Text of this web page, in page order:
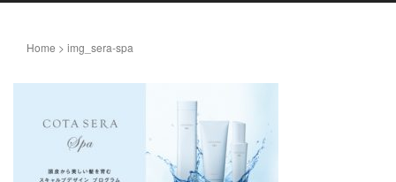
Home > img_sera-spa